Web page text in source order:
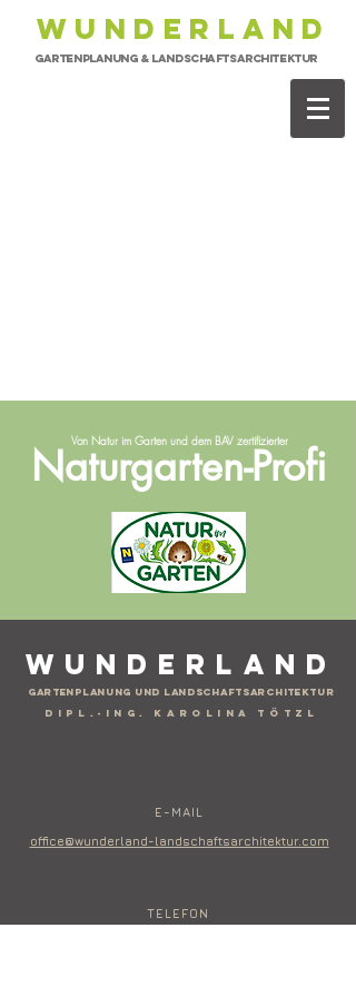
WUNDERLAnD
Gartenplanung & Landschaftsarchitektur
Wunderland
GartenPLANUNG und LaNdschaftsarchitektur
DIPL.-ING. Karolina Tötzl
E-MAIL
office@wunderland-landschaftsarchitektur.com
TELEFON
Naturgarten-Profi
Von Natur im Garten und dem BAV zertifizierter